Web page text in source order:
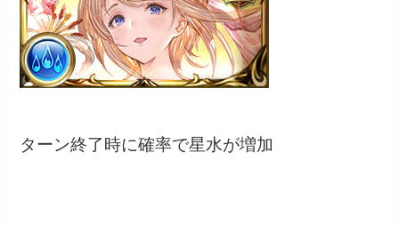
ターン終了時に確率で星水が増加